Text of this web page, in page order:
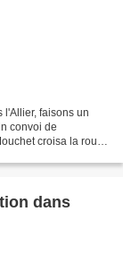
l'Allier, faisons un
convoi de
croisa la route
dans